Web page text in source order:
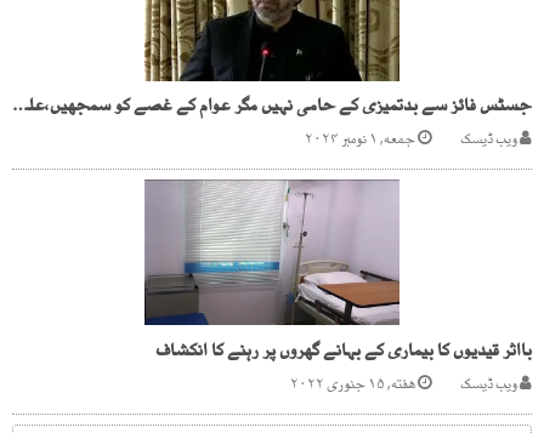
جسٹس فائز سے بدتمیزی کے حامی نہیں مگر عوام کے غصے کو سمجھیں،علی محمد خان
ویب ڈیسک جمعه, ۱ نومبر ۲۰۲۴
بااثر قیدیوں کا بیماری کے بہانے گھروں پر رہنے کا انکشاف
ویب ڈیسک هفته, ۱۵ جنوری ۲۰۲۲